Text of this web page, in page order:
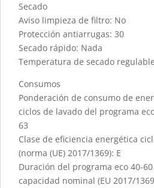
Secado
Aviso limpieza de filtro: No
Protección antiarrugas: 30
Secado rápido: Nada
Temperatura de secado regulable
Consumos
Ponderación de consumo de
ciclos de lavado del programa
63
Clase de eficiencia energética
(norma (UE) 2017/1369): E
Duración del programa eco 40-
capacidad nominal (EU 2017/